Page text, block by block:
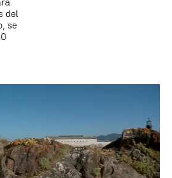
del
se